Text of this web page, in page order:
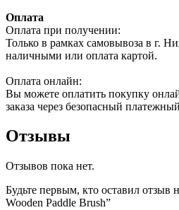
Оплата
Оплата при получении:
Только в рамках самовывоза в г.
наличными или оплата картой.
Оплата онлайн:
Вы можете оплатить покупку
заказа через безопасный
Отзывы
Отзывов пока нет.
Будьте первым, кто оставил отзыв
Wooden Paddle Brush”